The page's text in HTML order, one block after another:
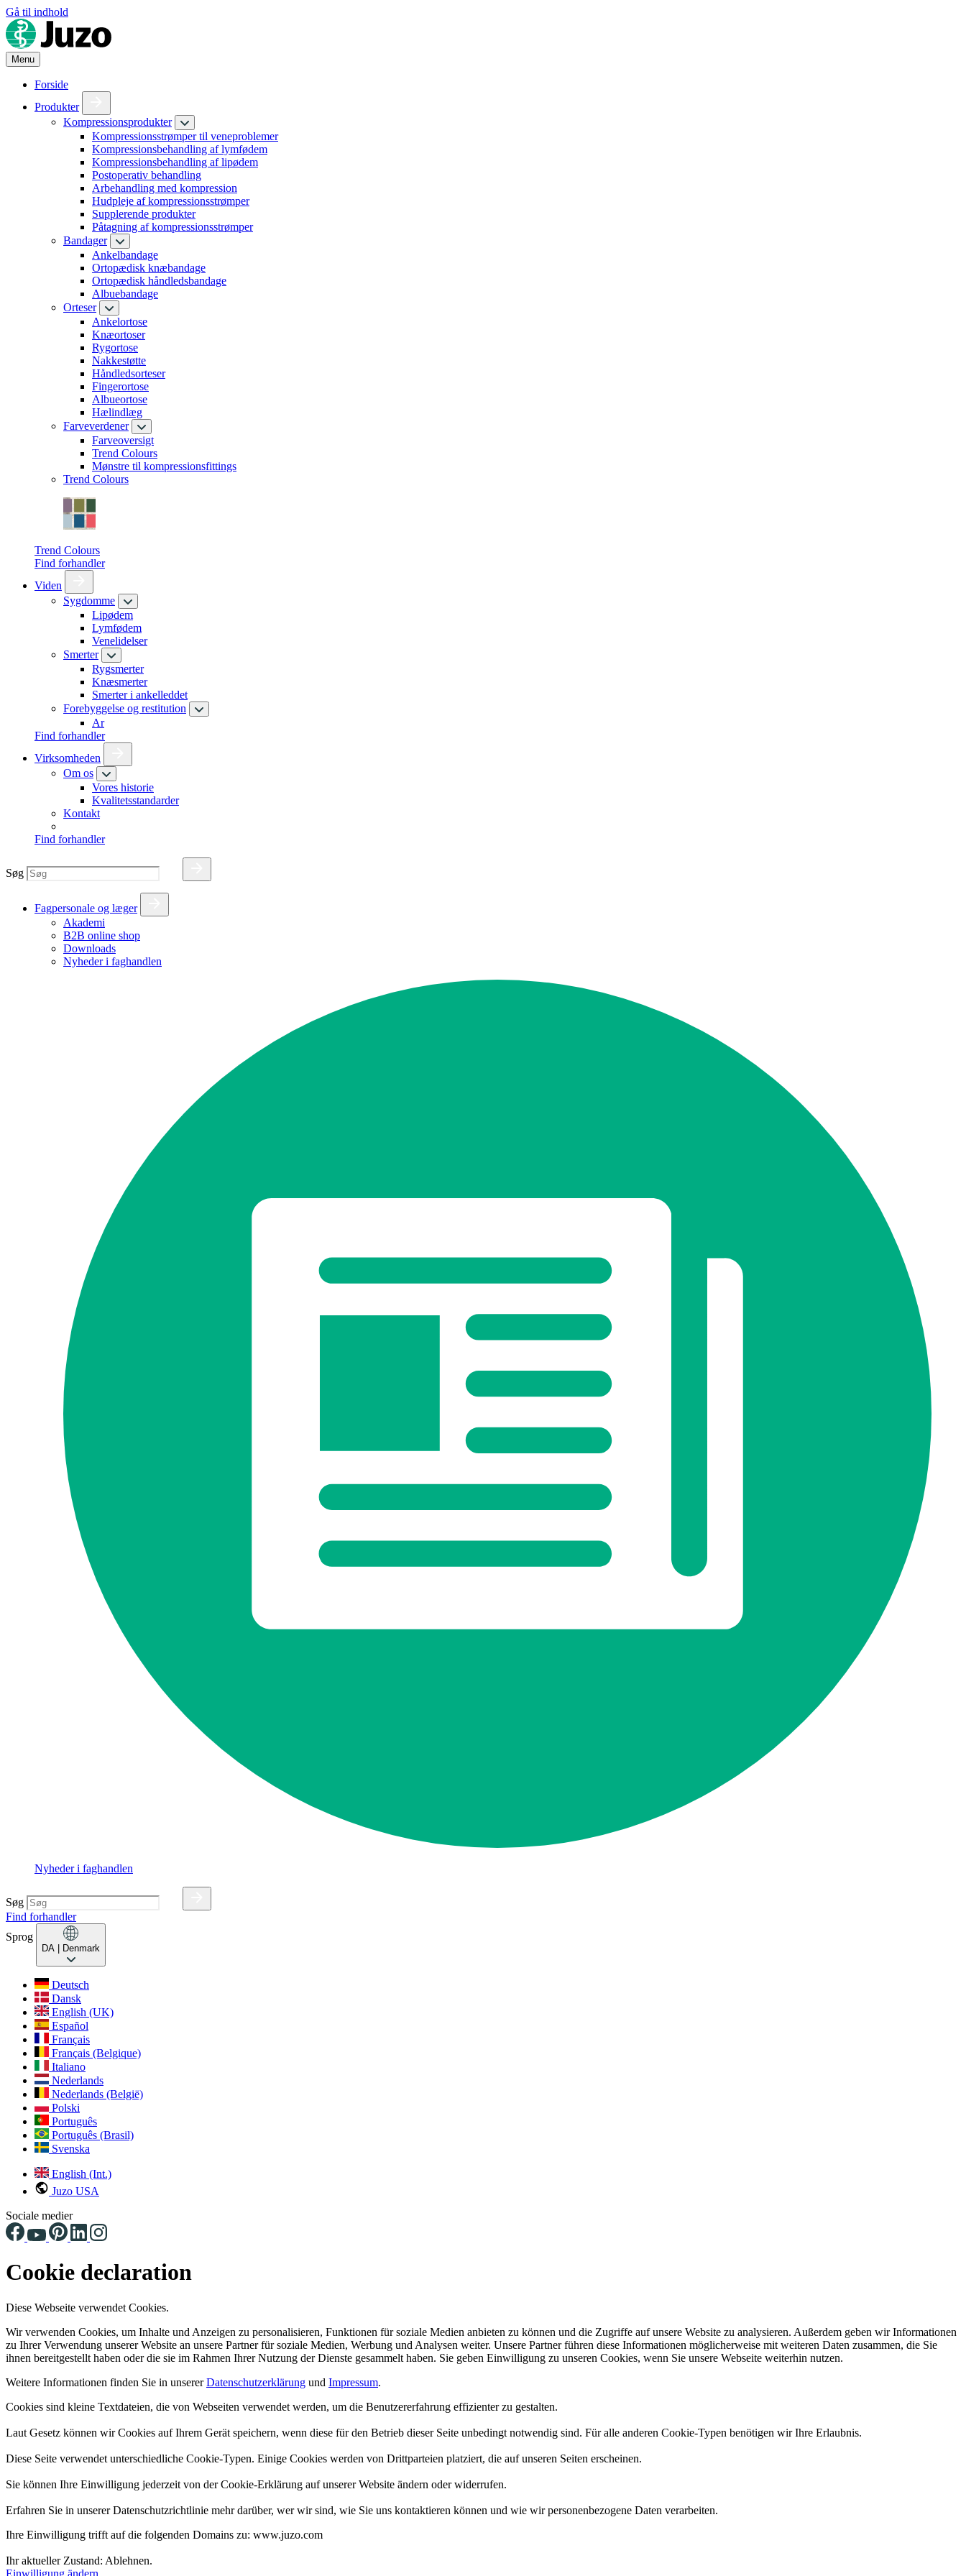
Gå til indhold
Menu
Forside
Produkter
Kompressionsprodukter
Kompressionsstrømper til veneproblemer
Kompressionsbehandling af lymfødem
Kompressionsbehandling af lipødem
Postoperativ behandling
Arbehandling med kompression
Hudpleje af kompressionsstrømper
Supplerende produkter
Påtagning af kompressionsstrømper
Bandager
Ankelbandage
Ortopædisk knæbandage
Ortopædisk håndledsbandage
Albuebandage
Orteser
Ankelortose
Knæortoser
Rygortose
Nakkestøtte
Håndledsorteser
Fingerortose
Albueortose
Hælindlæg
Farveverdener
Farveoversigt
Trend Colours
Mønstre til kompressionsfittings
Trend Colours
Trend Colours
Find forhandler
Viden
Sygdomme
Lipødem
Lymfødem
Venelidelser
Smerter
Rygsmerter
Knæsmerter
Smerter i ankelleddet
Forebyggelse og restitution
Ar
Find forhandler
Virksomheden
Om os
Vores historie
Kvalitetsstandarder
Kontakt
Find forhandler
Søg
Fagpersonale og læger
Akademi
B2B online shop
Downloads
Nyheder i faghandlen
Nyheder i faghandlen
Søg
Find forhandler
Sprog
DA | Denmark
Deutsch
Dansk
English (UK)
Español
Français
Français (Belgique)
Italiano
Nederlands
Nederlands (België)
Polski
Português
Português (Brasil)
Svenska
English (Int.)
Juzo USA
Sociale medier
Cookie declaration
Diese Webseite verwendet Cookies.
Wir verwenden Cookies, um Inhalte und Anzeigen zu personalisieren, Funktionen für soziale Medien anbieten zu können und die Zugriffe auf unsere Website zu analysieren. Außerdem geben wir Informationen
zu Ihrer Verwendung unserer Website an unsere Partner für soziale Medien, Werbung und Analysen weiter. Unsere Partner führen diese Informationen möglicherweise mit weiteren Daten zusammen, die Sie
ihnen bereitgestellt haben oder die sie im Rahmen Ihrer Nutzung der Dienste gesammelt haben. Sie geben Einwilligung zu unseren Cookies, wenn Sie unsere Webseite weiterhin nutzen.
Weitere Informationen finden Sie in unsererDatenschutzerklärung und Impressum.
Cookies sind kleine Textdateien, die von Webseiten verwendet werden, um die Benutzererfahrung effizienter zu gestalten.
Laut Gesetz können wir Cookies auf Ihrem Gerät speichern, wenn diese für den Betrieb dieser Seite unbedingt notwendig sind. Für alle anderen Cookie-Typen benötigen wir Ihre Erlaubnis.
Diese Seite verwendet unterschiedliche Cookie-Typen. Einige Cookies werden von Drittparteien platziert, die auf unseren Seiten erscheinen.
Sie können Ihre Einwilligung jederzeit von der Cookie-Erklärung auf unserer Website ändern oder widerrufen.
Erfahren Sie in unserer Datenschutzrichtlinie mehr darüber, wer wir sind, wie Sie uns kontaktieren können und wie wir personenbezogene Daten verarbeiten.
Ihre Einwilligung trifft auf die folgenden Domains zu: www.juzo.com
Ihr aktueller Zustand: Ablehnen.
Einwilligung ändern